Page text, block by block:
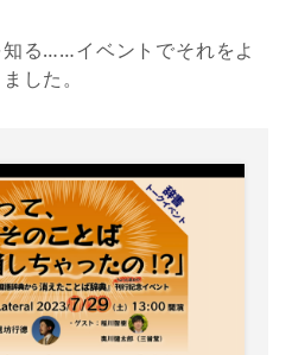
る……イベントでそれをよ
した。